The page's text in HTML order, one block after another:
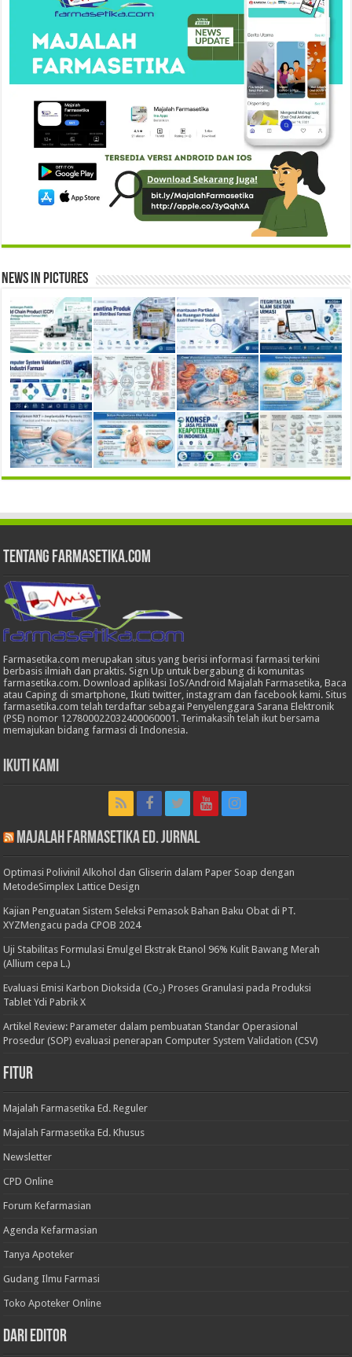
News in Pictures
Tentang Farmasetika.com
Farmasetika.com merupakan situs yang berisi informasi farmasi terkini
berbasis ilmiah dan praktis. Sign Up untuk bergabung di komunitas
farmasetika.com. Download aplikasi IoS/Android Majalah Farmasetika, Baca
atau Caping di smartphone, Ikuti twitter, instagram dan facebook kami. Situs
farmasetika.com telah terdaftar sebagai Penyelenggara Sarana Elektronik
(PSE) nomor 127800022032400060001. Terimakasih telah ikut bersama
memajukan bidang farmasi di Indonesia.
Ikuti Kami
Majalah Farmasetika Ed. Jurnal
Optimasi Polivinil Alkohol dan Gliserin dalam Paper Soap dengan
MetodeSimplex Lattice Design
Kajian Penguatan Sistem Seleksi Pemasok Bahan Baku Obat di PT.
XYZMengacu pada CPOB 2024
Uji Stabilitas Formulasi Emulgel Ekstrak Etanol 96% Kulit Bawang Merah
(Allium cepa L.)
Evaluasi Emisi Karbon Dioksida (Co₂) Proses Granulasi pada Produksi
Tablet Ydi Pabrik X
Artikel Review: Parameter dalam pembuatan Standar Operasional
Prosedur (SOP) evaluasi penerapan Computer System Validation (CSV)
Fitur
Majalah Farmasetika Ed. Reguler
Majalah Farmasetika Ed. Khusus
Newsletter
CPD Online
Forum Kefarmasian
Agenda Kefarmasian
Tanya Apoteker
Gudang Ilmu Farmasi
Toko Apoteker Online
Dari Editor